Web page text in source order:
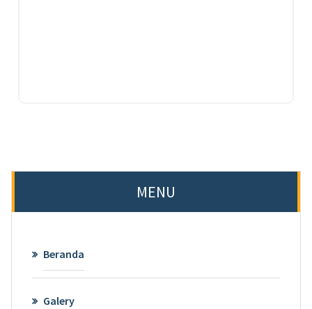
MENU
Beranda
Galery